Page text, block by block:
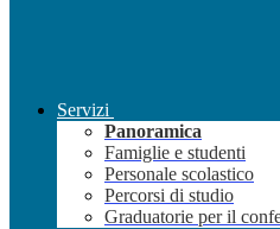
Servizi
Panoramica
Famiglie e studenti
Personale scolastico
Percorsi di studio
Graduatorie per il